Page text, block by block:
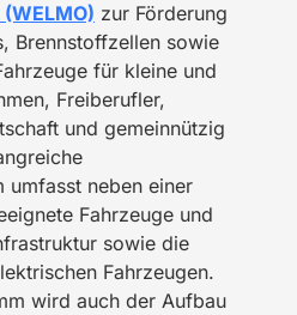
zur Förderung
Brennstoffzellen sowie
für kleine und
Freiberufler,
und gemeinnützig
umfasst neben einer
Fahrzeuge und
sowie die
Fahrzeugen.
wird auch der Aufbau